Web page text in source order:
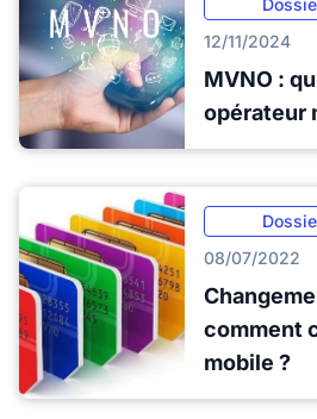
12/11/2024
MVNO :
opérateur
08/07/2022
comment
mobile ?